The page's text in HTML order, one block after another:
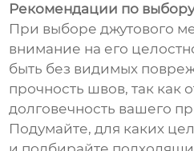
Рекомендации по
При выборе джутового
внимание на его
быть без видимых
прочность швов, так как
долговечность вашего
Подумайте, для каких